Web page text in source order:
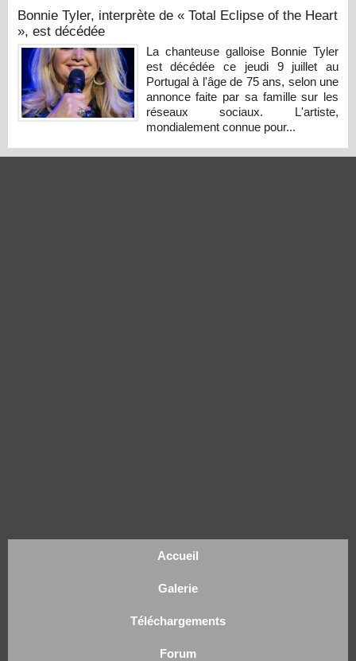
Bonnie Tyler, interprète de « Total Eclipse of the Heart
», est décédée
La chanteuse galloise Bonnie Tyler
est décédée ce jeudi 9 juillet au
Portugal à l'âge de 75 ans, selon une
annonce faite par sa famille sur les
réseaux sociaux. L'artiste,
mondialement connue pour...
Accueil
Galerie
Téléchargements
Forum